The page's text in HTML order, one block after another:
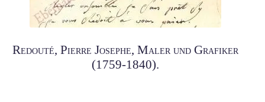
Redouté, Pierre Josephe, Maler und Grafiker
(1759-1840).